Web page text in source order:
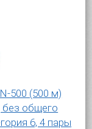
500 (500 м)
без общего
6, 4 пары